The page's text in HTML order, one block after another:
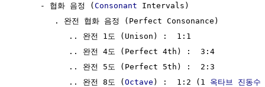
     - 협화 음정 (
Consonant Intervals)
        . 완전 협화 음정 (Perfect Consonance)
           .. 완전 1도 (Unison) :  1:1
           .. 완전 4도 (Perfect 4th) :  3:4
           .. 완전 5도 (Perfect 5th) :  2:3
           .. 완전 8도 (
Octave ) :  1:2 (1 옥타브
진동수